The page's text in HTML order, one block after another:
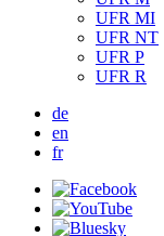
UFR MI
UFR NT
UFR P
UFR R
de
en
fr